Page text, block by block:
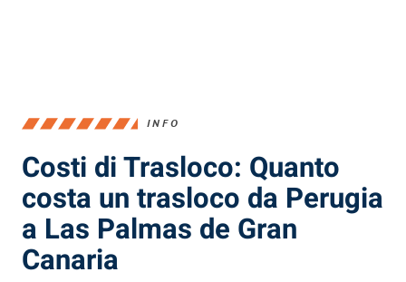
INFO
Costi di Trasloco: Quanto
costa un trasloco da Perugia
a Las Palmas de Gran
Canaria